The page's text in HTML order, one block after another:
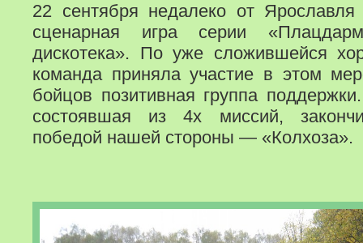
22 сентября недалеко от Ярославля
сценарная игра серии
дискотека». По уже сложившейся
команда приняла участие в этом
бойцов позитивная группа
состоявшая из 4х миссий,
победой нашей стороны — «Колхоза».